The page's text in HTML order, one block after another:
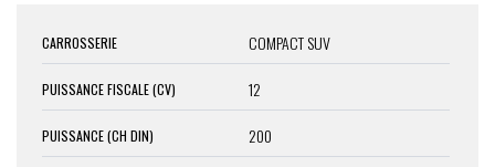
CARROSSERIE COMPACT SUV
PUISSANCE FISCALE (CV) 12
PUISSANCE (CH DIN) 200